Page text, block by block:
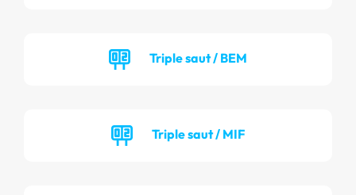
Triple saut / BEM
Triple saut / MIF